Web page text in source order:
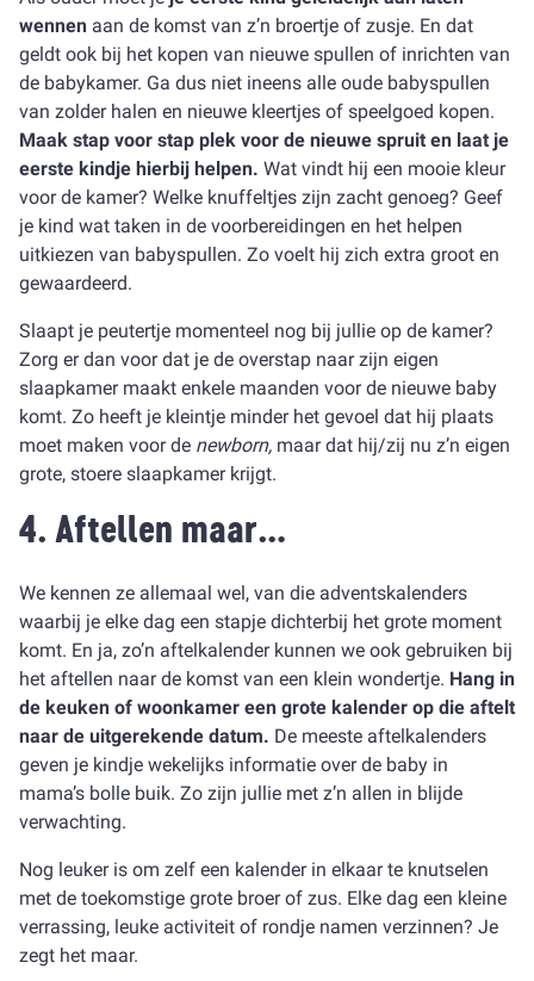
wennen aan de komst van z’n broertje of zusje. En dat
geldt ook bij het kopen van nieuwe spullen of inrichten van
de babykamer. Ga dus niet ineens alle oude babyspullen
van zolder halen en nieuwe kleertjes of speelgoed kopen.
Maak stap voor stap plek voor de nieuwe spruit en laat je
eerste kindje hierbij helpen. Wat vindt hij een mooie kleur
voor de kamer? Welke knuffeltjes zijn zacht genoeg? Geef
je kind wat taken in de voorbereidingen en het helpen
uitkiezen van babyspullen. Zo voelt hij zich extra groot en
gewaardeerd.
Slaapt je peutertje momenteel nog bij jullie op de kamer?
Zorg er dan voor dat je de overstap naar zijn eigen
slaapkamer maakt enkele maanden voor de nieuwe baby
komt. Zo heeft je kleintje minder het gevoel dat hij plaats
moet maken voor de newborn, maar dat hij/zij nu z’n eigen
grote, stoere slaapkamer krijgt.
4. Aftellen maar…
We kennen ze allemaal wel, van die adventskalenders
waarbij je elke dag een stapje dichterbij het grote moment
komt. En ja, zo’n aftelkalender kunnen we ook gebruiken bij
het aftellen naar de komst van een klein wondertje. Hang in
de keuken of woonkamer een grote kalender op die aftelt
naar de uitgerekende datum. De meeste aftelkalenders
geven je kindje wekelijks informatie over de baby in
mama’s bolle buik. Zo zijn jullie met z’n allen in blijde
verwachting.
Nog leuker is om zelf een kalender in elkaar te knutselen
met de toekomstige grote broer of zus. Elke dag een kleine
verrassing, leuke activiteit of rondje namen verzinnen? Je
zegt het maar.